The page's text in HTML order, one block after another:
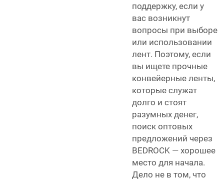
поддержку, если у
вас возникнут
вопросы при выборе
или использовании
лент. Поэтому, если
вы ищете прочные
конвейерные ленты,
которые служат
долго и стоят
разумных денег,
поиск оптовых
предложений через
BEDROCK — хорошее
место для начала.
Дело не в том, что